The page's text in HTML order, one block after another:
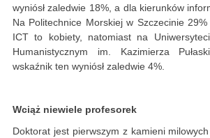
wyniósł zaledwie 18%, a dla kierunków
Na Politechnice Morskiej w Szczecinie
ICT to kobiety, natomiast na
Humanistycznym im. Kazimierza
wskaźnik ten wyniósł zaledwie 4%.
Wciąż niewiele profesorek
Doktorat jest pierwszym z kamieni